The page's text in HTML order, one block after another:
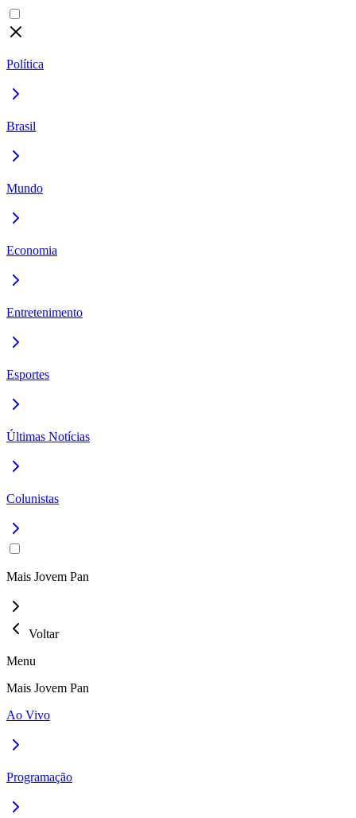
Política
Brasil
Mundo
Economia
Entretenimento
Esportes
Últimas Notícias
Colunistas
Mais Jovem Pan
Voltar
Menu
Mais Jovem Pan
Ao Vivo
Programação